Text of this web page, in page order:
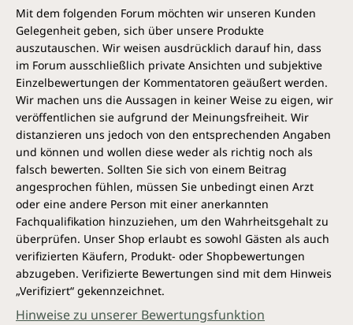
Mit dem folgenden Forum möchten wir unseren Kunden
Gelegenheit geben, sich über unsere Produkte
auszutauschen. Wir weisen ausdrücklich darauf hin, dass
im Forum ausschließlich private Ansichten und subjektive
Einzelbewertungen der Kommentatoren geäußert werden.
Wir machen uns die Aussagen in keiner Weise zu eigen, wir
veröffentlichen sie aufgrund der Meinungsfreiheit. Wir
distanzieren uns jedoch von den entsprechenden Angaben
und können und wollen diese weder als richtig noch als
falsch bewerten. Sollten Sie sich von einem Beitrag
angesprochen fühlen, müssen Sie unbedingt einen Arzt
oder eine andere Person mit einer anerkannten
Fachqualifikation hinzuziehen, um den Wahrheitsgehalt zu
überprüfen. Unser Shop erlaubt es sowohl Gästen als auch
verifizierten Käufern, Produkt- oder Shopbewertungen
abzugeben. Verifizierte Bewertungen sind mit dem Hinweis
„Verifiziert“ gekennzeichnet.
Hinweise zu unserer Bewertungsfunktion